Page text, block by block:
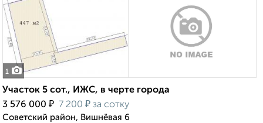
1
Участок 5 сот., ИЖС, в черте города
3 576 000 ₽ 7 200 ₽ за сотку
Советский район, Вишнёвая 6